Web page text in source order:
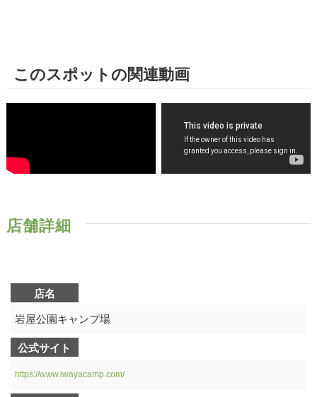
このスポットの関連動画
店舗詳細
店名
岩屋公園キャンプ場
公式サイト
https://www.iwayacamp.com/